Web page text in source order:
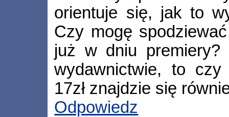
orientuje się, jak to
Czy mogę
już w dniu
wydawnictwie, to
17zł znajdzie się
Odpowiedz